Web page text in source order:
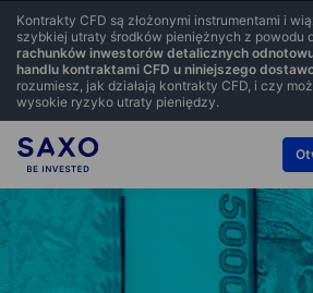
Kontrakty CFD są złożonymi instrumentami i
szybkiej utraty środków pieniężnych z powodu
rachunków inwestorów detalicznych
handlu kontraktami CFD u niniejszego
rozumiesz, jak działają kontrakty CFD, i czy
wysokie ryzyko utraty pieniędzy.